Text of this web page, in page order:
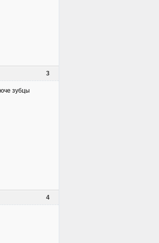
3
зубцы
4